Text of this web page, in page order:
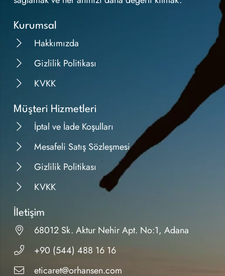
Kurumsal
Hakkımızda
Gizlilik Politikası
KVKK
Müşteri Hizmetleri
İptal ve İade Koşulları
Mesafeli Satış Sözleşmesi
Gizlilik Politikası
KVKK
İletişim
68012 Sk. Aktur Nehir Apt. No:1, Adana
+90 (544) 488 16 16
eticaret@orhansen.com